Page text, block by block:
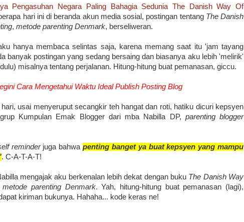
Pengasuhan Negara Paling Bahagia Sedunia The Danish Way Of
hari ini di beranda akun media sosial, postingan tentang The Danish
, metode parenting Denmark, berseliweran.
hanya membaca selintas saja, karena memang saat itu 'jam tayang
banyak postingan yang sedang bersaing dan biasanya aku lebih 'melirik'
misalnya tentang perjalanan. Hitung-hitung buat pemanasan, giccu.
Cara Mengetahui Waktu Ideal Publish Posting Blog
usai menyeruput secangkir teh hangat dan roti, hatiku dicuri kepsyen
Kumpulan Emak Blogger dari mba Nabilla DP, parenting blogger
reminderjuga bahwapenting banget ya buat kepsyen yang mampu
. C-A-T-A-T!
mengajak aku berkenalan lebih dekat dengan buku The Danish Way
metode parenting Denmark. Yah, hitung-hitung buat pemanasan (lagi),
kiriman bukunya. Hahaha... kode keras ne!